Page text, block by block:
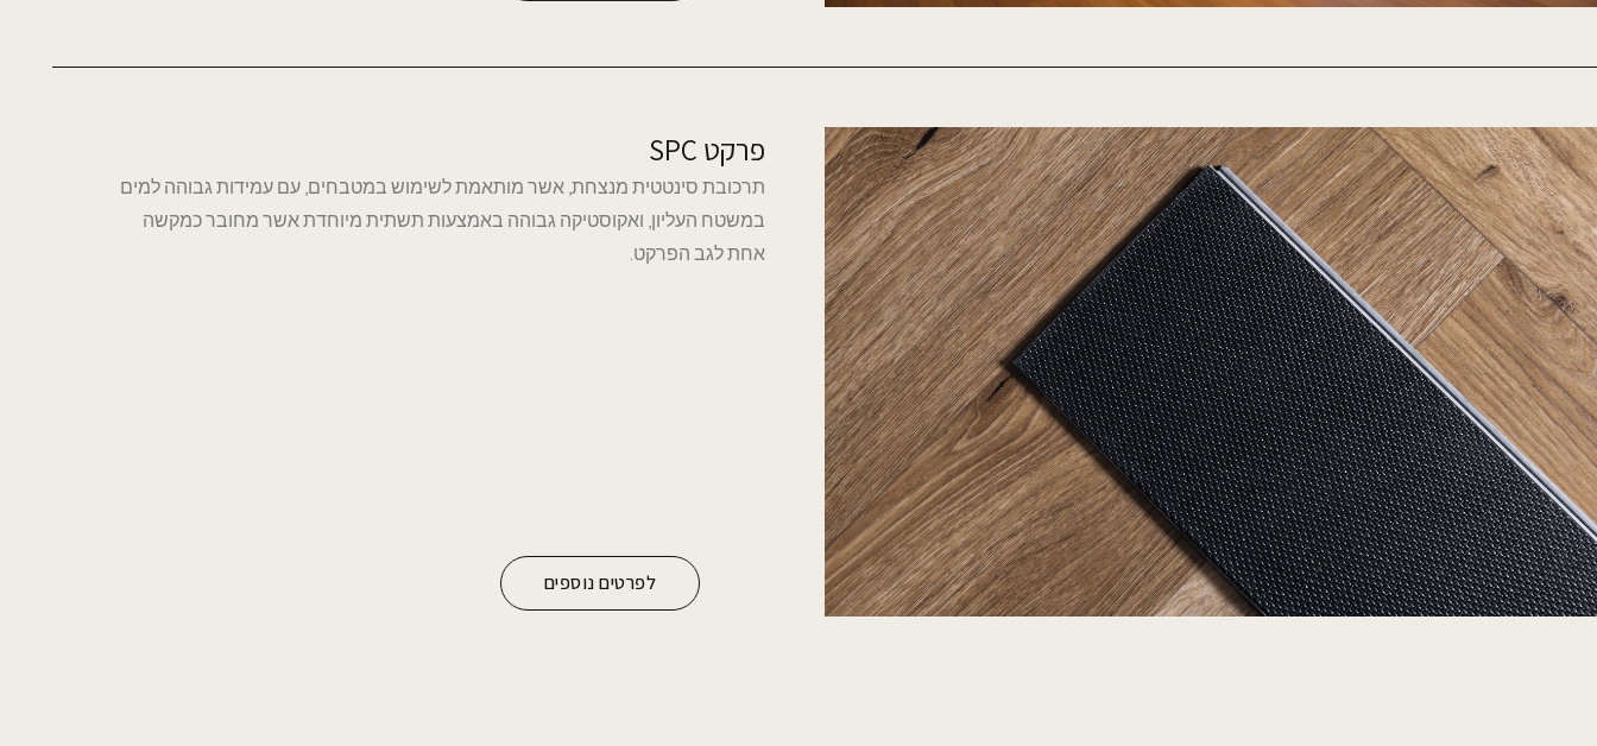
פרקט SPC
תרכובת סינטטית מנצחת, אשר מותאמת לשימוש במטבחים, עם עמידות גבוהה למים
במשטח העליון, ואקוסטיקה גבוהה באמצעות תשתית מיוחדת אשר מחובר כמקשה
אחת לגב הפרקט.
לפרטים נוספים